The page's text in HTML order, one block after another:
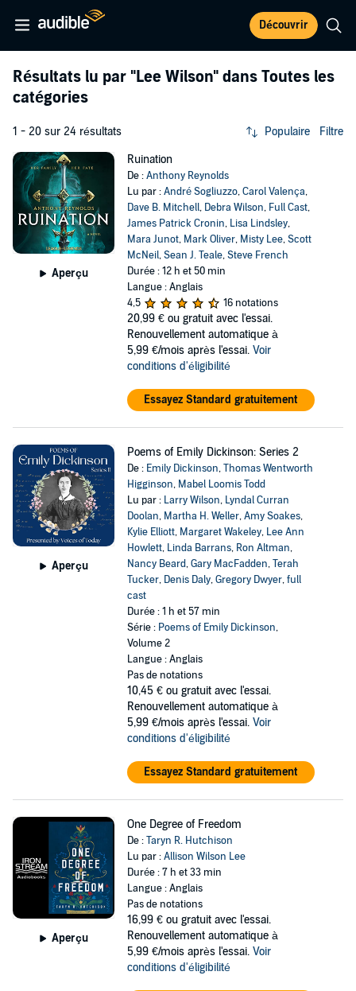
Découvrir
Résultats lu par "Lee Wilson" dans Toutes les
catégories
1 - 20 sur 24 résultats Populaire Filtre
Aperçu
Ruination
De :Anthony Reynolds
Lu par :André Sogliuzzo,Carol Valença,
Dave B. Mitchell, Debra Wilson, Full Cast,
James Patrick Cronin, Lisa Lindsley,
Mara Junot, Mark Oliver, Misty Lee,Scott
McNeil,Sean J. Teale,Steve French
Durée : 12 h et 50 min
Langue : Anglais
4,5
16 notations
20,99 € ou gratuit avec l'essai.
Renouvellement automatique à
5,99 €/mois après l'essai. Voir
conditions d'éligibilité
Essayez Standard gratuitement
Aperçu
Poems of Emily Dickinson: Series 2
De : Emily Dickinson,Thomas Wentworth
Higginson, Mabel Loomis Todd
Lu par : Larry Wilson, Lyndal Curran
Doolan, Martha H. Weller,Amy Soakes,
Kylie Elliott, Margaret Wakeley, Lee Ann
Howlett, Linda Barrans, Ron Altman,
Nancy Beard,Gary MacFadden,Terah
Tucker, Denis Daly,Gregory Dwyer,full
cast
Durée : 1 h et 57 min
Série : Poems of Emily Dickinson,
Volume 2
Langue : Anglais
Pas de notations
10,45 € ou gratuit avec l'essai.
Renouvellement automatique à
5,99 €/mois après l'essai. Voir
conditions d'éligibilité
Essayez Standard gratuitement
Aperçu
One Degree of Freedom
De :Taryn R. Hutchison
Lu par :Allison Wilson Lee
Durée : 7 h et 33 min
Langue : Anglais
Pas de notations
16,99 € ou gratuit avec l'essai.
Renouvellement automatique à
5,99 €/mois après l'essai. Voir
conditions d'éligibilité